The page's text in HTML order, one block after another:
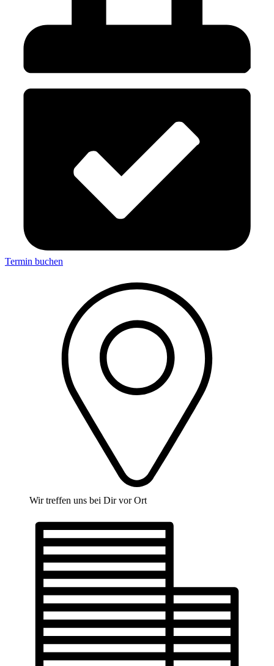
Termin buchen
Wir treffen uns bei Dir vor Ort